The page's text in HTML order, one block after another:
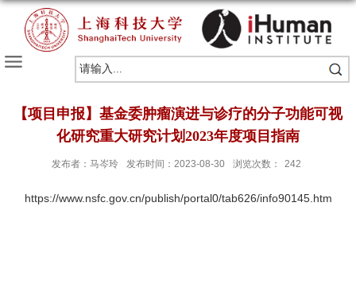
【项目申报】基金委肿瘤演进与诊疗的分子功能可视
化研究重大研究计划2023年度项目指南
发布者：马岑玲 发布时间：2023-08-30 浏览次数： 242
https://www.nsfc.gov.cn/publish/portal0/tab626/info90145.htm